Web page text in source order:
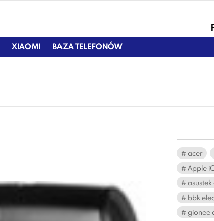
XIAOMI BAZA TELEFONÓW
acer
Apple
bbk
gionee